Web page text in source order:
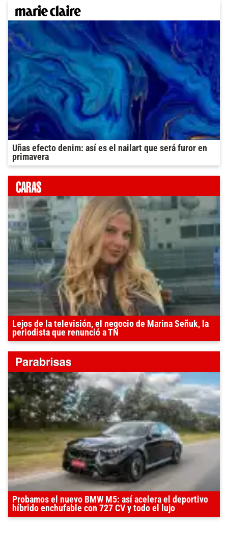
Uñas efecto denim: así es el nailart que será furor en
primavera
Lejos de la televisión, el negocio de Marina Señuk, la
periodista que renunció a TN
Probamos el nuevo BMW M5: así acelera el deportivo
híbrido enchufable con 727 CV y todo el lujo